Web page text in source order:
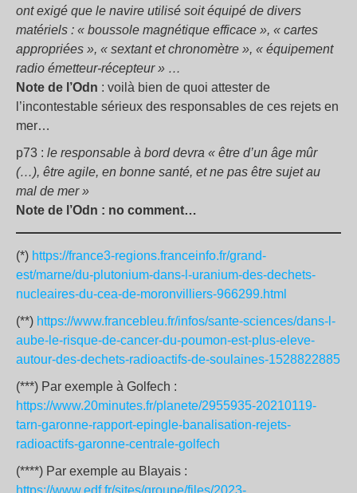
ont exigé que le navire utilisé soit équipé de divers
matériels : « boussole magnétique efficace », « cartes
appropriées », « sextant et chronomètre », « équipement
radio émetteur-récepteur » …
Note de l’Odn : voilà bien de quoi attester de
l’incontestable sérieux des responsables de ces rejets en
mer…
p73 : le responsable à bord devra « être d’un âge mûr
(…), être agile, en bonne santé, et ne pas être sujet au
mal de mer »
Note de l’Odn : no comment…
(*) https://france3-regions.franceinfo.fr/grand-
est/marne/du-plutonium-dans-l-uranium-des-dechets-
nucleaires-du-cea-de-moronvilliers-966299.html
(**) https://www.francebleu.fr/infos/sante-sciences/dans-l-
aube-le-risque-de-cancer-du-poumon-est-plus-eleve-
autour-des-dechets-radioactifs-de-soulaines-1528822885
(***) Par exemple à Golfech :
https://www.20minutes.fr/planete/2955935-20210119-
tarn-garonne-rapport-epingle-banalisation-rejets-
radioactifs-garonne-centrale-golfech
(****) Par exemple au Blayais :